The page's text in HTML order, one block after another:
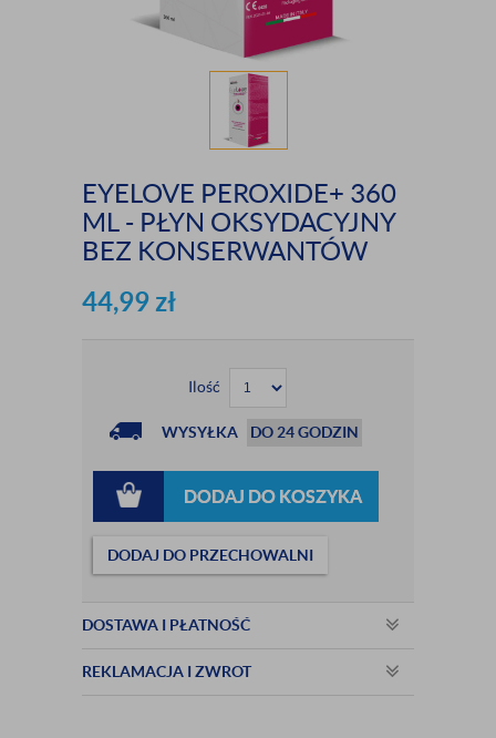
EYELOVE PEROXIDE+ 360
ML - PŁYN OKSYDACYJNY
BEZ KONSERWANTÓW
44,99 zł
Ilość
WYSYŁKA DO 24 GODZIN
DODAJ DO KOSZYKA
DODAJ DO PRZECHOWALNI
DOSTAWA I PŁATNOŚĆ
REKLAMACJA I ZWROT